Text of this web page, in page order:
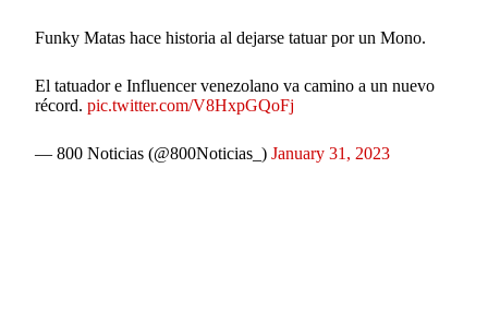
Funky Matas hace historia al dejarse tatuar por un Mono.
El tatuador e Influencer venezolano va camino a un nuevo
récord.pic.twitter.com/V8HxpGQoFj
— 800 Noticias (@800Noticias_)January 31, 2023